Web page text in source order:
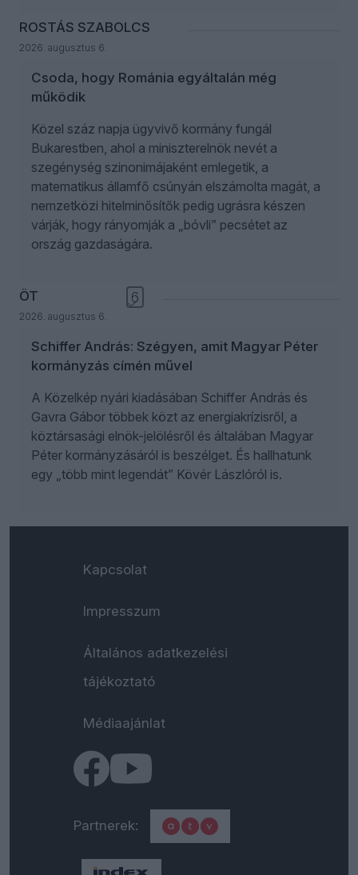
ROSTÁS SZABOLCS
2026. augusztus 6.
Csoda, hogy Románia egyáltalán még
működik
Közel száz napja ügyvivő kormány fungál
Bukarestben, ahol a miniszterelnök nevét a
szegénység szinonimájaként emlegetik, a
matematikus államfő csúnyán elszámolta magát, a
nemzetközi hitelminősítők pedig ugrásra készen
várják, hogy rányomják a „bóvli” pecsétet az
ország gazdaságára.
ÖT
2026. augusztus 6.
6
Schiffer András: Szégyen, amit Magyar Péter
kormányzás címén művel
A Közelkép nyári kiadásában Schiffer András és
Gavra Gábor többek közt az energiakrízisről, a
köztársasági elnök-jelölésről és általában Magyar
Péter kormányzásáról is beszélget. És hallhatunk
egy „több mint legendát” Kövér Lászlóról is.
Kapcsolat
Impresszum
Általános adatkezelési
tájékoztató
Médiaajánlat
Partnerek: